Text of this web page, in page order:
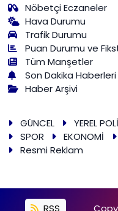
Nöbetçi Eczaneler
Hava Durumu
Trafik Durumu
Puan Durumu ve
Tüm Manşetler
Son Dakika Haberleri
Haber Arşivi
GÜNCEL YEREL
SPOR
EKONOMİ
Resmi Reklam
RSS